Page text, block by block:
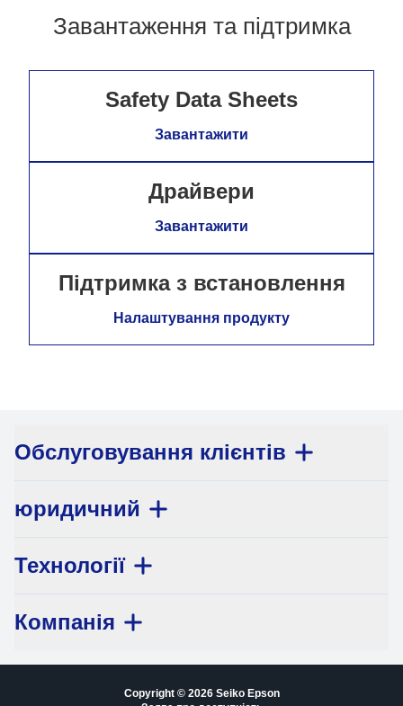
Завантаження та підтримка
Safety Data Sheets
Завантажити
Драйвери
Завантажити
Підтримка з встановлення
Налаштування продукту
Обслуговування клієнтів
юридичний
Технології
Компанія
Copyright © 2026 Seiko Epson